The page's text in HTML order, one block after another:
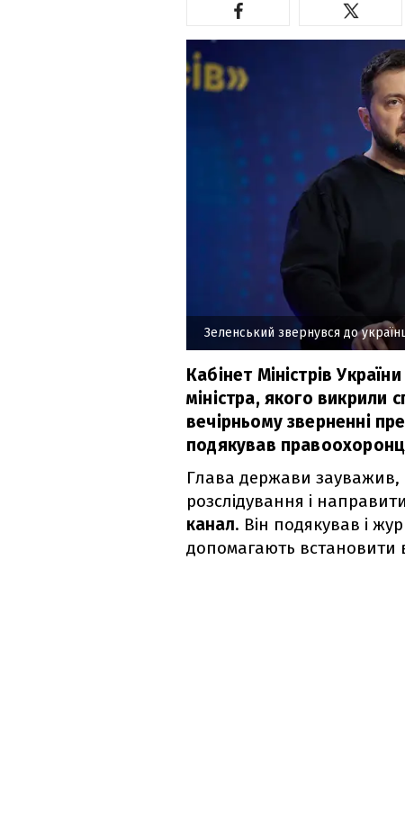
Зеленський звернувся до
Кабінет Міністрів
міністра, якого викрили
вечірньому зверненні
подякував
Глава держави зауважив,
розслідування і
канал. Він подякував і
допомагають встановити